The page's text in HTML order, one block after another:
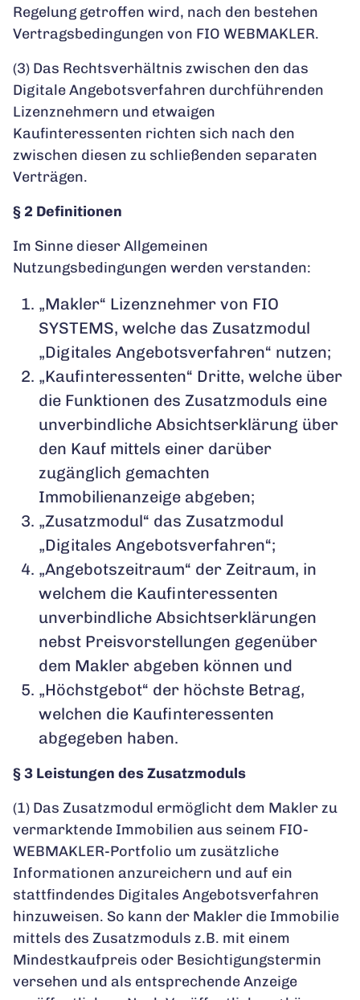
Regelung getroffen wird, nach den bestehen
Vertragsbedingungen von FIO WEBMAKLER.
(3) Das Rechtsverhältnis zwischen den das
Digitale Angebotsverfahren durchführenden
Lizenznehmern und etwaigen
Kaufinteressenten richten sich nach den
zwischen diesen zu schließenden separaten
Verträgen.
§ 2 Definitionen
Im Sinne dieser Allgemeinen
Nutzungsbedingungen werden verstanden:
„Makler“ Lizenznehmer von FIO
SYSTEMS, welche das Zusatzmodul
„Digitales Angebotsverfahren“ nutzen;
„Kaufinteressenten“ Dritte, welche über
die Funktionen des Zusatzmoduls eine
unverbindliche Absichtserklärung über
den Kauf mittels einer darüber
zugänglich gemachten
Immobilienanzeige abgeben;
„Zusatzmodul“ das Zusatzmodul
„Digitales Angebotsverfahren“;
„Angebotszeitraum“ der Zeitraum, in
welchem die Kaufinteressenten
unverbindliche Absichtserklärungen
nebst Preisvorstellungen gegenüber
dem Makler abgeben können und
„Höchstgebot“ der höchste Betrag,
welchen die Kaufinteressenten
abgegeben haben.
§ 3 Leistungen des Zusatzmoduls
(1) Das Zusatzmodul ermöglicht dem Makler zu
vermarktende Immobilien aus seinem FIO-
WEBMAKLER-Portfolio um zusätzliche
Informationen anzureichern und auf ein
stattfindendes Digitales Angebotsverfahren
hinzuweisen. So kann der Makler die Immobilie
mittels des Zusatzmoduls z.B. mit einem
Mindestkaufpreis oder Besichtigungstermin
versehen und als entsprechende Anzeige